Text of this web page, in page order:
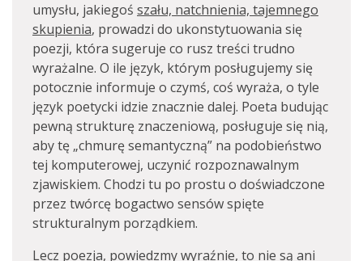
umysłu, jakiegoś szału, natchnienia, tajemnego
skupienia, prowadzi do ukonstytuowania się
poezji, która sugeruje co rusz treści trudno
wyrażalne. O ile język, którym posługujemy się
potocznie informuje o czymś, coś wyraża, o tyle
język poetycki idzie znacznie dalej. Poeta budując
pewną strukturę znaczeniową, posługuje się nią,
aby tę „chmurę semantyczną” na podobieństwo
tej komputerowej, uczynić rozpoznawalnym
zjawiskiem. Chodzi tu po prostu o doświadczone
przez twórcę bogactwo sensów spięte
strukturalnym porządkiem.
Lecz poezja, powiedzmy wyraźnie, to nie są ani